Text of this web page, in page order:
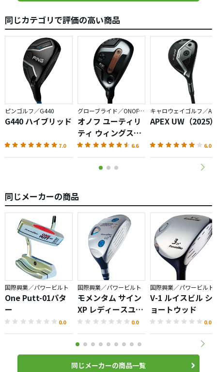
同じカテゴリで評価の高い商品
ピンゴルフ／G440
G440 ハイブリッド
7.0
グローブライド／ONOFF AKA
オノフ ユーティリ
ティ ウィングス
AKA（2026）
6.6
APEX UW（2025）
6.0
同じメーカーの商品
国際興業／パワービルト
One Putt-01パタ
ー
0.0
国際興業／パワービルト
モメンタム サイン
XP レディースユー
ティリティ
0.0
国際興業／パワービルト
V-1 ルイスビル シ
ョートウッド
0.0
同じメーカーの商品一覧